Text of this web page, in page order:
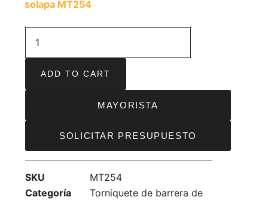
solapa MT254
ADD TO CART
MAYORISTA
SOLICITAR PRESUPUESTO
SKU
MT254
Categoría
Torniquete de barrera de